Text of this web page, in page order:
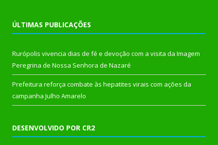
ÚLTIMAS PUBLICAÇÕES
Rurópolis vivencia dias de fé e devoção com a visita da Imagem
Peregrina de Nossa Senhora de Nazaré
Prefeitura reforça combate às hepatites virais com ações da
campanha Julho Amarelo
DESENVOLVIDO POR CR2